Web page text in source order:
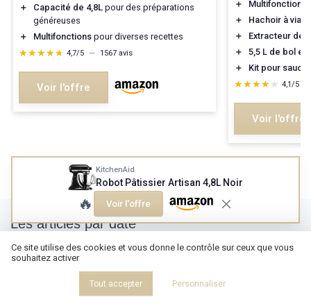
＋
Capacité de 4,8L pour des préparations
généreuses
＋
Multifonctions pour diverses recettes
★★★★★
★★★★★ 4,7/5 — 1567 avis
Voir l'offre
＋
Multifonctions
＋
Hachoir à
＋
Extracteur de
＋
5,5 L de bol
＋
Kit pour
★★★★★
★★★★★ 4,1/5
Voir l'offre
KitchenAid
Robot Pâtissier Artisan 4,8L Noir
🔥 Voir l'offre
Les articles par date
Novembre 2024
Décembre 2024
Avril 2025
Ce site utilise des cookies et vous donne le contrôle sur ceux que vous
souhaitez activer
Tout accepter Personnaliser